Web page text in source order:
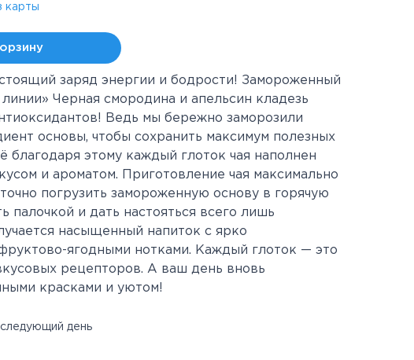
карты
заряд энергии и бодрости! Замороженный
линии» Черная смородина и апельсин кладезь
Ведь мы бережно заморозили
основы, чтобы сохранить максимум полезных
этому каждый глоток чая наполнен
и ароматом. Приготовление чая максимально
погрузить замороженную основу в горячую
палочкой и дать настояться всего лишь
насыщенный напиток с ярко
ягодными нотками. Каждый глоток — это
рецепторов. А ваш день вновь
красками и уютом!
день